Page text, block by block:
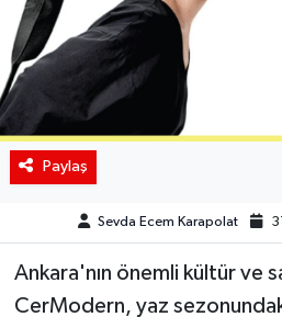
Paylaş
Sevda Ecem Karapolat
Ankara'nın önemli kültür ve
CerModern, yaz